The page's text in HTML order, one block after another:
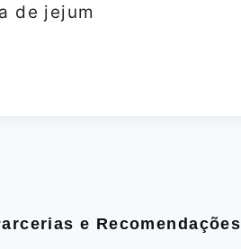
de jejum
e Recomendações